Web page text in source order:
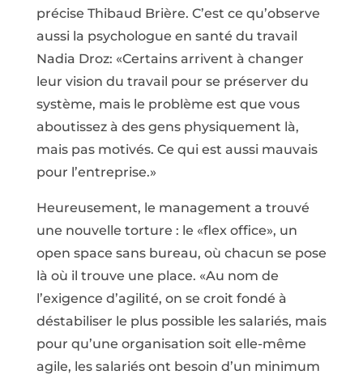
précise Thibaud Brière. C’est ce qu’observe
aussi la psychologue en santé du travail
Nadia Droz: «Certains arrivent à changer
leur vision du travail pour se préserver du
système, mais le problème est que vous
aboutissez à des gens physiquement là,
mais pas motivés. Ce qui est aussi mauvais
pour l’entreprise.»
Heureusement, le management a trouvé
une nouvelle torture : le «flex office», un
open space sans bureau, où chacun se pose
là où il trouve une place. «Au nom de
l’exigence d’agilité, on se croit fondé à
déstabiliser le plus possible les salariés, mais
pour qu’une organisation soit elle-même
agile, les salariés ont besoin d’un minimum